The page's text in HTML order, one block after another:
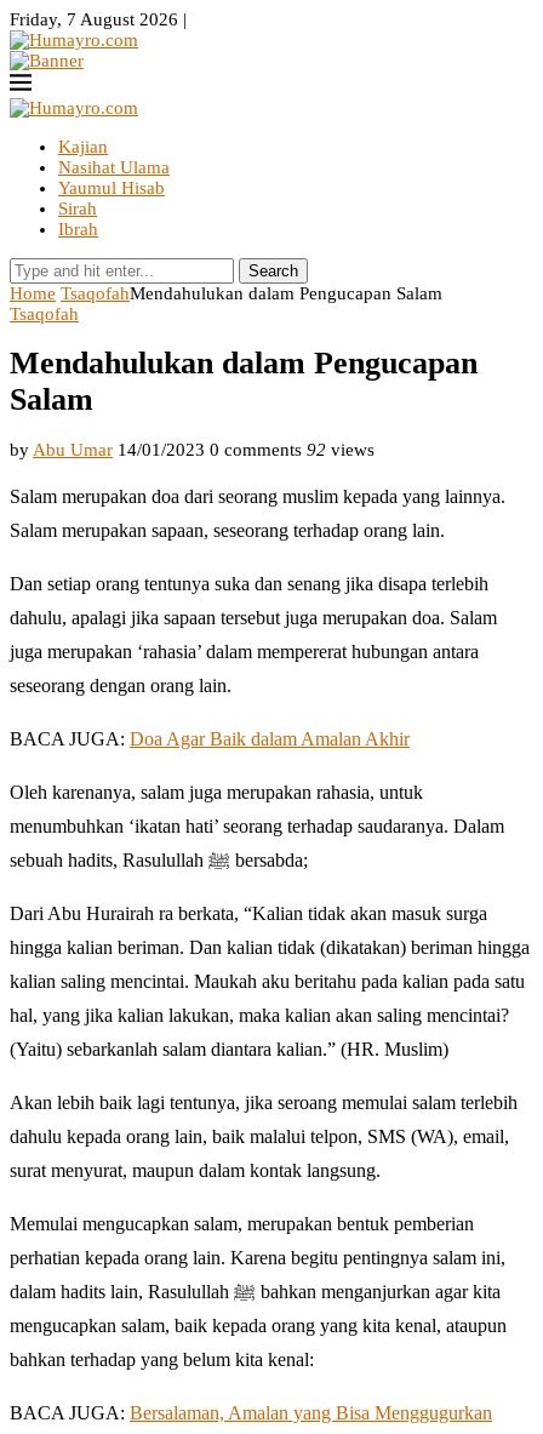
Friday, 7 August 2026 |
Kajian
Nasihat Ulama
Yaumul Hisab
Sirah
Ibrah
Search
Home TsaqofahMendahulukan dalam Pengucapan Salam
Tsaqofah
Mendahulukan dalam Pengucapan
Salam
by Abu Umar 14/01/2023 0 comments 92 views
Salam merupakan doa dari seorang muslim kepada yang lainnya.
Salam merupakan sapaan, seseorang terhadap orang lain.
Dan setiap orang tentunya suka dan senang jika disapa terlebih
dahulu, apalagi jika sapaan tersebut juga merupakan doa. Salam
juga merupakan ‘rahasia’ dalam mempererat hubungan antara
seseorang dengan orang lain.
BACA JUGA: Doa Agar Baik dalam Amalan Akhir
Oleh karenanya, salam juga merupakan rahasia, untuk
menumbuhkan ‘ikatan hati’ seorang terhadap saudaranya. Dalam
sebuah hadits, Rasulullah ﷺ bersabda;
Dari Abu Hurairah ra berkata, “Kalian tidak akan masuk surga
hingga kalian beriman. Dan kalian tidak (dikatakan) beriman hingga
kalian saling mencintai. Maukah aku beritahu pada kalian pada satu
hal, yang jika kalian lakukan, maka kalian akan saling mencintai?
(Yaitu) sebarkanlah salam diantara kalian.” (HR. Muslim)
Akan lebih baik lagi tentunya, jika seroang memulai salam terlebih
dahulu kepada orang lain, baik malalui telpon, SMS (WA), email,
surat menyurat, maupun dalam kontak langsung.
Memulai mengucapkan salam, merupakan bentuk pemberian
perhatian kepada orang lain. Karena begitu pentingnya salam ini,
dalam hadits lain, Rasulullah ﷺ bahkan menganjurkan agar kita
mengucapkan salam, baik kepada orang yang kita kenal, ataupun
bahkan terhadap yang belum kita kenal:
BACA JUGA: Bersalaman, Amalan yang Bisa Menggugurkan